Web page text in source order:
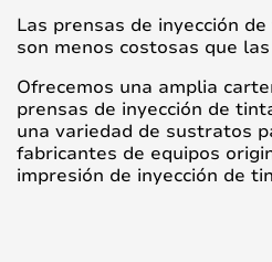
Las prensas de inyección
son menos costosas que
Ofrecemos una amplia
prensas de inyección de
una variedad de sustratos
fabricantes de equipos
impresión de inyección de